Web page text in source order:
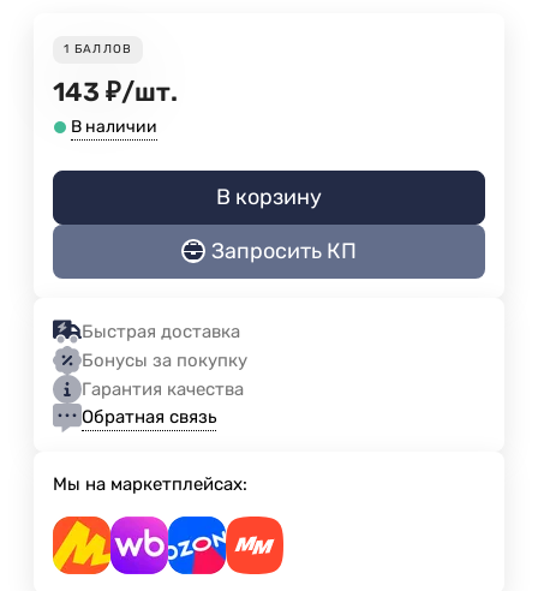
1 БАЛЛОВ
143 ₽/шт.
В наличии
В корзину
Запросить КП
Быстрая доставка
Бонусы за покупку
Гарантия качества
Обратная связь
Мы на маркетплейсах: